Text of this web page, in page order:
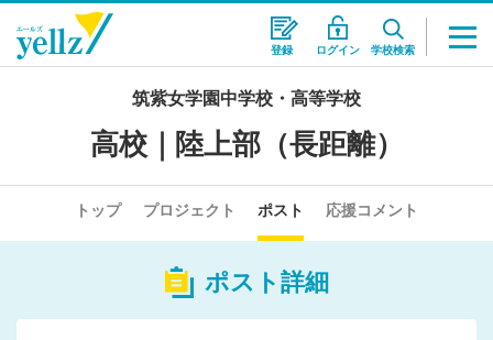
登録 ログイン 学校検索
筑紫女学園中学校・高等学校
高校｜陸上部（長距離）
トップ プロジェクト ポスト 応援コメント
ポスト詳細